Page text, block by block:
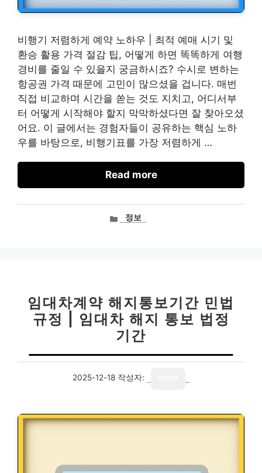
비행기 저렴하게 예약 노하우 | 최적 예매 시기 및
환승 활용 가격 절감 팁, 어떻게 하면 똑똑하게 여행
경비를 줄일 수 있을지 궁금하시죠? 수시로 변하는
항공권 가격 때문에 고민이 많으셨을 겁니다. 매번
직접 비교하며 시간을 쏟는 것도 지치고, 어디서부
터 어떻게 시작해야 할지 막막하셨다면 잘 찾아오셨
어요. 이 글에서는 경험자들이 공유하는 핵심 노하
우를 바탕으로, 비행기표를 가장 저렴하게 …
Read more
카정보
임대차계약 해지통보기간 민법
규정 | 임대차 해지 통보 법정
기간
2025-12-18 작성자: